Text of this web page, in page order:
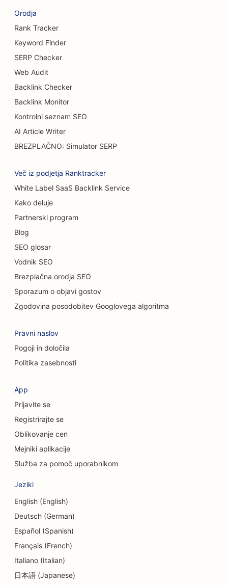
SEO za storitve povečanja prsi
SEO za tovornjake za burgerje
SEO za opeklinske kirurge
SEO za kavarne
SEO za restavracije s priložnostno prehrano
SEO za prodajalne preprog in talnih oblog
SEO za avtopralnice
SEO za samopostrežne restavracije
SEO za kiropraktike
SEO za mačje kavarne
SEO za storitve kemičnega pilinga
SEO za trgovine z oblačili
SEO za kraniofacialne kirurge
SEO za kavarne
SEO za svetovalna podjetja
SEO za Delis
SEO za storitve dolžniškega svetovanja
SEO za plesne studie
SEO za storitve dermabrazije
SEO za vrtce
SEO za zobozdravstvene klinike
SEO za trgovine s podrobnostmi
Orodja
Rank Tracker
Keyword Finder
SERP Checker
Web Audit
Backlink Checker
Backlink Monitor
Kontrolni seznam SEO
AI Article Writer
BREZPLAČNO: Simulator SERP
Več iz podjetja Ranktracker
White Label SaaS Backlink Service
Kako deluje
Partnerski program
Blog
SEO glosar
Vodnik SEO
Brezplačna orodja SEO
Sporazum o objavi gostov
Zgodovina posodobitev Googlovega algoritma
Pravni naslov
Pogoji in določila
Politika zasebnosti
App
Prijavite se
Registrirajte se
Oblikovanje cen
Mejniki aplikacije
Služba za pomoč uporabnikom
Jeziki
English (English)
Deutsch (German)
Español (Spanish)
Français (French)
Italiano (Italian)
日本語 (Japanese)